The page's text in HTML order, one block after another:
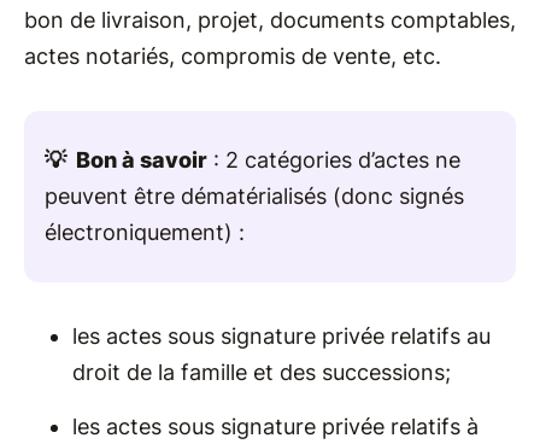
bon de livraison, projet, documents comptables,
actes notariés, compromis de vente, etc.
💡 Bon à savoir : 2 catégories d’actes ne
peuvent être dématérialisés (donc signés
électroniquement) :
les actes sous signature privée relatifs au
droit de la famille et des successions;
les actes sous signature privée relatifs à